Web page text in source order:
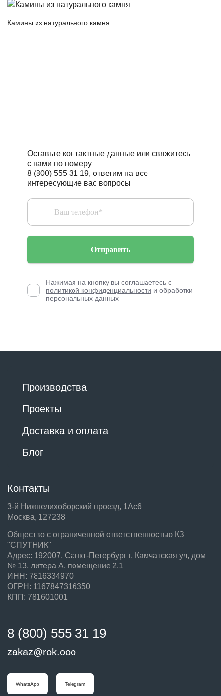
Камины из натурального камня
Оставьте контактные данные или свяжитесь
с нами по номеру
8 (800) 555 31 19, ответим на все
интересующие вас вопросы
Отправить
Нажимая на кнопку вы соглашаетесь с
политикой конфиденциальности и обработки
персональных данных
Производства
Проекты
Доставка и оплата
Блог
Контакты
3-й Нижнелихоборский проезд, 1Ас6
Москва, 127238
Общество с ограниченной ответственностью КЗ
"СПУТНИК"
Адрес: 192007, Санкт-Петербург г, Камчатская ул, дом
№ 13, литера А, помещение 2.1
ИНН: 7816334970
ОГРН: 1167847316350
КПП: 781601001
8 (800) 555 31 19
zakaz@rok.ooo
WhatsApp Telegram